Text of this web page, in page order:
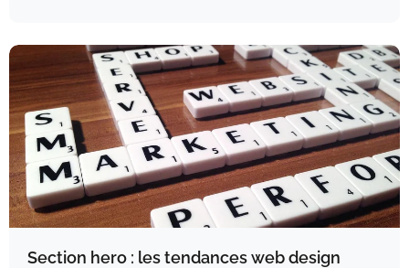
Section hero : les tendances web design